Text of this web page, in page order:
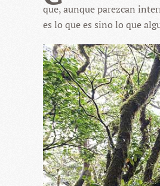
que, aunque parezcan
es lo que es sino lo que